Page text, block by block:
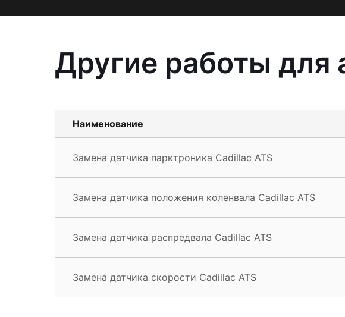
Другие работы для
Наименование
Замена датчика парктроника Cadillac ATS
Замена датчика положения коленвала Cadillac ATS
Замена датчика распредвала Cadillac ATS
Замена датчика скорости Cadillac ATS